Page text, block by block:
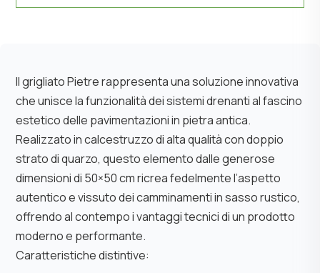
Il grigliato Pietre rappresenta una soluzione innovativa
che unisce la funzionalità dei sistemi drenanti al fascino
estetico delle pavimentazioni in pietra antica.
Realizzato in calcestruzzo di alta qualità con doppio
strato di quarzo, questo elemento dalle generose
dimensioni di 50×50 cm ricrea fedelmente l’aspetto
autentico e vissuto dei camminamenti in sasso rustico,
offrendo al contempo i vantaggi tecnici di un prodotto
moderno e performante.
Caratteristiche distintive: